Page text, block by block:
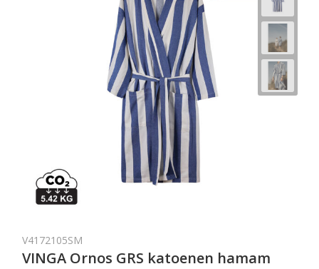
V4172105SM
VINGA Ornos GRS katoenen hamam